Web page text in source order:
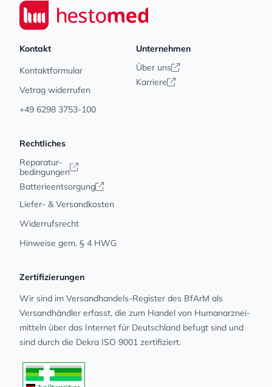
Seiwert GmbH
Kontakt
Kontaktformular
Vetrag widerrufen
+49 6298 3753-100
Unternehmen
Über uns
Karriere
Rechtliches
Reparatur-
bedingungen
Batterieentsorgung
Liefer- & Versandkosten
Widerrufsrecht
Hinweise gem. § 4 HWG
Zertifizierungen
Wir sind im Versandhandels-Register des BfArM als
Versandhändler erfasst, die zum Handel von Human­arz­nei­
mit­teln über das Internet für Deutschland befugt sind und
sind durch die Dekra ISO 9001 zertifiziert.